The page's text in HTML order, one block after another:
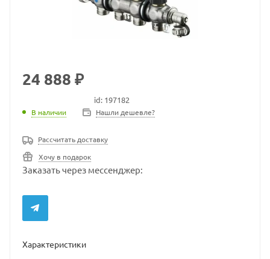
24 888 ₽
id: 197182
В наличии Нашли дешевле?
Рассчитать доставку
Хочу в подарок
Заказать через мессенджер:
Характеристики